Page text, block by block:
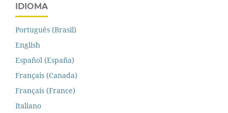
IDIOMA
Português (Brasil)
English
Español (España)
Français (Canada)
Français (France)
Italiano